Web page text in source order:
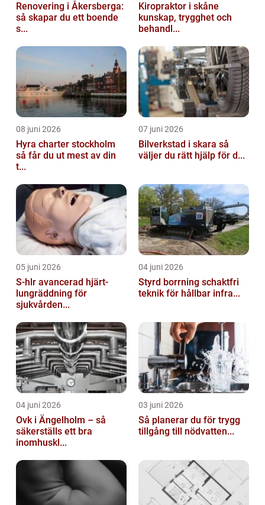
Renovering i Åkersberga:
så skapar du ett boende
s...
Kiropraktor i skåne
kunskap, trygghet och
behandl...
08 juni 2026
Hyra charter stockholm
så får du ut mest av din
t...
07 juni 2026
Bilverkstad i skara så
väljer du rätt hjälp för d...
05 juni 2026
S-hlr avancerad hjärt-
lungräddning för
sjukvården...
04 juni 2026
Styrd borrning schaktfri
teknik för hållbar infra...
04 juni 2026
Ovk i Ängelholm – så
säkerställs ett bra
inomhuskl...
03 juni 2026
Så planerar du för trygg
tillgång till nödvatten...